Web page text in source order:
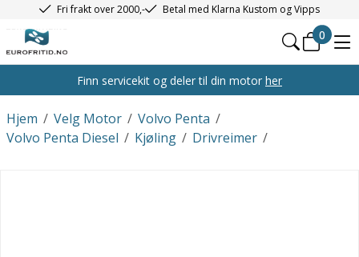
Fri frakt over 2000,- Betal med Klarna Kustom og Vipps
0
Finn servicekit og deler til din motor her
/
Hjem /
Velg Motor /
Volvo Penta
/
Volvo Penta Diesel /
Kjøling /
Drivreimer